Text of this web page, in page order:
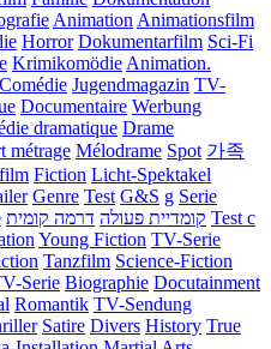
Animation Animationsfilm
Horror Dokumentarfilm Sci-Fi
Krimikomödie Animation.
Comédie Jugendmagazin TV-
Documentaire Werbung
dramatique Drame
métrage Mélodrame Spot 가족
Fiction Licht-Spektakel
Genre Test G&S g Serie
קומדיית פעולה דרמה קומית
Test c
Young Fiction TV-Serie
Tanzfilm Science-Fiction
Serie Biographie Docutainment
Romantik TV-Sendung
Satire Divers History True